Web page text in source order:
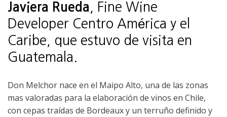
Javiera Rueda , Fine Wine
Developer Centro América y el
Caribe, que estuvo de visita en
Guatemala.
Don Melchor nace en el Maipo Alto, una de las zonas
mas valoradas para la elaboración de vinos en Chile,
con cepas traídas de Bordeaux y un terruño definido y